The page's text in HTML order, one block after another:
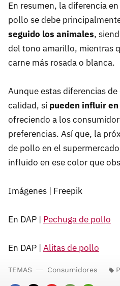
En resumen, la diferencia
pollo se debe
seguido los animales,
del tono amarillo, mientras
carne más rosada o blanca.
Aunque estas diferencias
calidad, sí pueden influir
ofreciendo a los
preferencias. Así que, la
de pollo en el
influido en ese color que
Imágenes | Freepik
En DAP | Pechuga de pollo
En DAP | Alitas de pollo
TEMAS Consumidores